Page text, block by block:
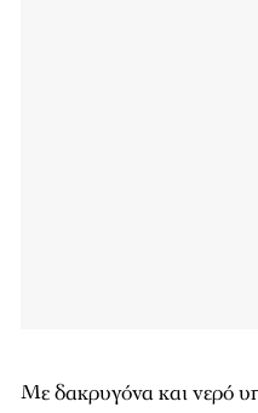
Με δακρυγόνα και νερό